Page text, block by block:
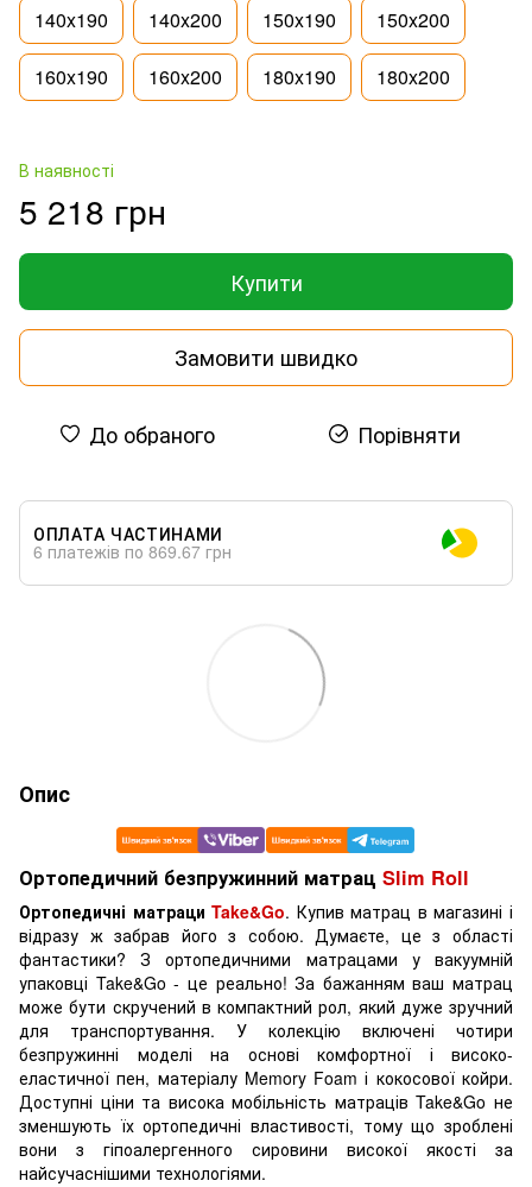
140x190 140x200 150x190 150x200
160x190 160x200 180x190 180x200
В наявності
5 218 грн
Купити
Замовити швидко
До обраного Порівняти
ОПЛАТА ЧАСТИНАМИ
6 платежів по 869.67 грн
Опис
Ортопедичний безпружинний матрац Slim Roll
Ортопедичні матрациTake&Go. Купив матрац в магазині і
відразу ж забрав його з собою. Думаєте, це з області
фантастики? З ортопедичними матрацами у вакуумній
упаковці Take&Go - це реально! За бажанням ваш матрац
може бути скручений в компактний рол, який дуже зручний
для транспортування. У колекцію включені чотири
безпружинні моделі на основі комфортної і високо-
еластичної пен, матеріалу Memory Foam і кокосової койри.
Доступні ціни та висока мобільність матраців Take&Go не
зменшують їх ортопедичні властивості, тому що зроблені
вони з гіпоалергенного сировини високої якості за
найсучаснішими технологіями.